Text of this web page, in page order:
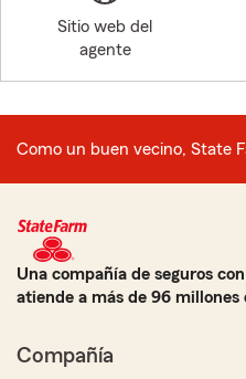
Sitio web del
agente
Como un buen vecino, State
Una compañía de seguros
atiende a más de 96 millones
Compañía